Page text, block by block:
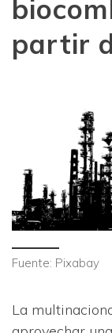
partir
Fuente: Pixabay
La